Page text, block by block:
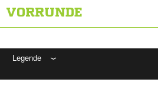
VORRUNDE
Legende